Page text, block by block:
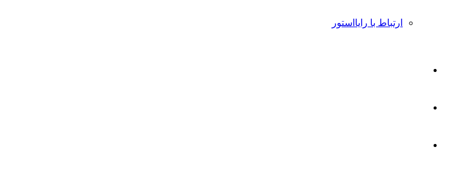
ارتباط با رایااستور